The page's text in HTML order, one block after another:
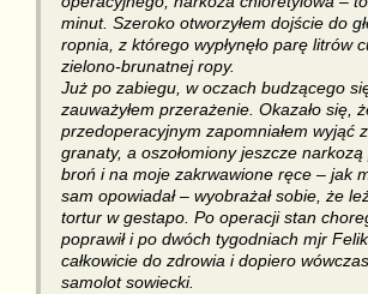
minut. Szeroko otworzyłem dojście do
ropnia, z którego wypłynęło parę litrów
zielono-brunatnej ropy.
Już po zabiegu, w oczach budzącego
zauważyłem przerażenie. Okazało się,
przedoperacyjnym zapomniałem wyjąć
granaty, a oszołomiony jeszcze
broń i na moje zakrwawione ręce – jak
sam opowiadał – wyobrażał sobie, że
tortur w gestapo. Po operacji stan
poprawił i po dwóch tygodniach mjr
całkowicie do zdrowia i dopiero
samolot sowiecki.